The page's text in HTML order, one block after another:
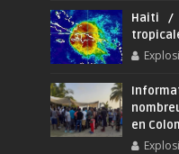
Haiti /
en